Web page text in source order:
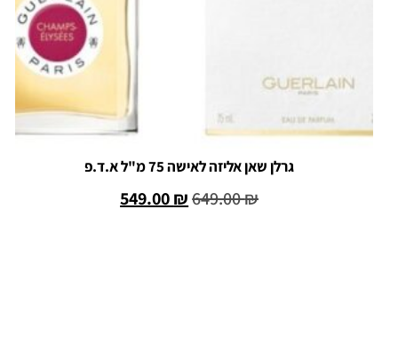
גרלן שאן אליזה לאישה 75 מ"ל א.ד.פ
649.00₪
549.00₪